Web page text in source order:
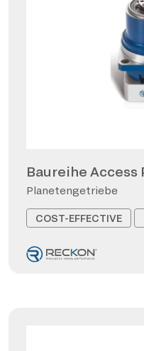
Baureihe Access
Planetengetriebe
COST-EFFECTIVE